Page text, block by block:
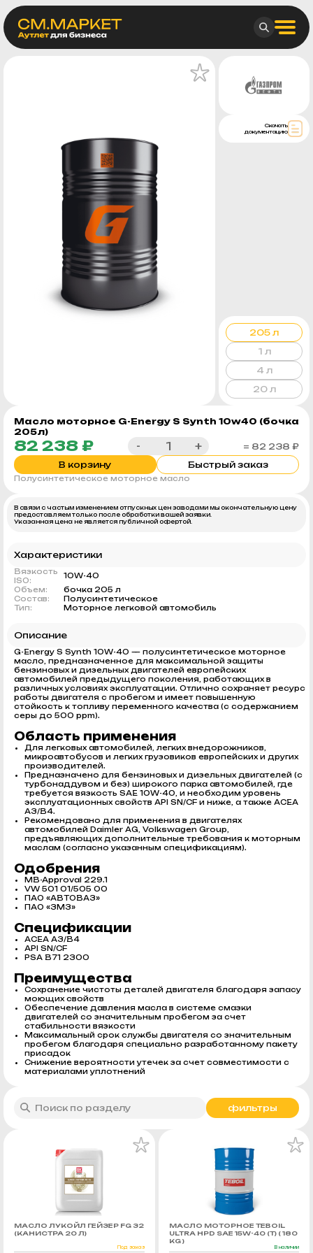
Масло моторное G-Energy S Synth 10w40 (бочка
205л)
82 238 ₽ - +
= 82 238 ₽
В корзину
Быстрый заказ
Полусинтетическое моторное масло
Скачать
документацию
205 л
1 л
4 л
20 л
В связи с частым изменением отпускных цен заводами мы окончательную цену
предоставляем только после обработки вашей заявки.
Указанная цена не является публичной офертой.
Характеристики
Вязкость
ISO:
10W-40
Объем:
бочка 205 л
Состав:
Полусинтетическое
Тип:
Моторное легковой автомобиль
Описание
G-Energy S Synth 10W-40 — полусинтетическое моторное
масло, предназначенное для максимальной защиты
бензиновых и дизельных двигателей европейских
автомобилей предыдущего поколения, работающих в
различных условиях эксплуатации. Отлично сохраняет ресурс
работы двигателя с пробегом и имеет повышенную
стойкость к топливу переменного качества (с содержанием
серы до 500 ppm).
Область применения
Для легковых автомобилей, легких внедорожников,
микроавтобусов и легких грузовиков европейских и других
производителей.
Предназначено для бензиновых и дизельных двигателей (с
турбонаддувом и без) широкого парка автомобилей, где
требуется вязкость SAE 10W-40, и необходим уровень
эксплуатационных свойств API SN/CF и ниже, а также ACEA
A3/B4.
Рекомендовано для применения в двигателях
автомобилей Daimler AG, Volkswagen Group,
предъявляющих дополнительные требования к моторным
маслам (согласно указанным спецификациям).
Одобрения
MB-Approval 229.1
VW 501 01/505 00
ПАО «АВТОВАЗ»
ПАО «ЗМЗ»
Спецификации
ACEA A3/B4
API SN/CF
PSA B71 2300
Преимущества
Сохранение чистоты деталей двигателя благодаря запасу
моющих свойств
Обеспечение давления масла в системе смазки
двигателей со значительным пробегом за счет
стабильности вязкости
Максимальный срок службы двигателя со значительным
пробегом благодаря специально разработанному пакету
присадок
Снижение вероятности утечек за счет совместимости с
материалами уплотнений
фильтры
МАСЛО ЛУКОЙЛ ГЕЙЗЕР FG 32
(КАНИСТРА 20 Л)
Под заказ
МАСЛО МОТОРНОЕ TEBOIL
ULTRA HPD SAE 15W-40 (Т) ( 180
KG )
В наличии